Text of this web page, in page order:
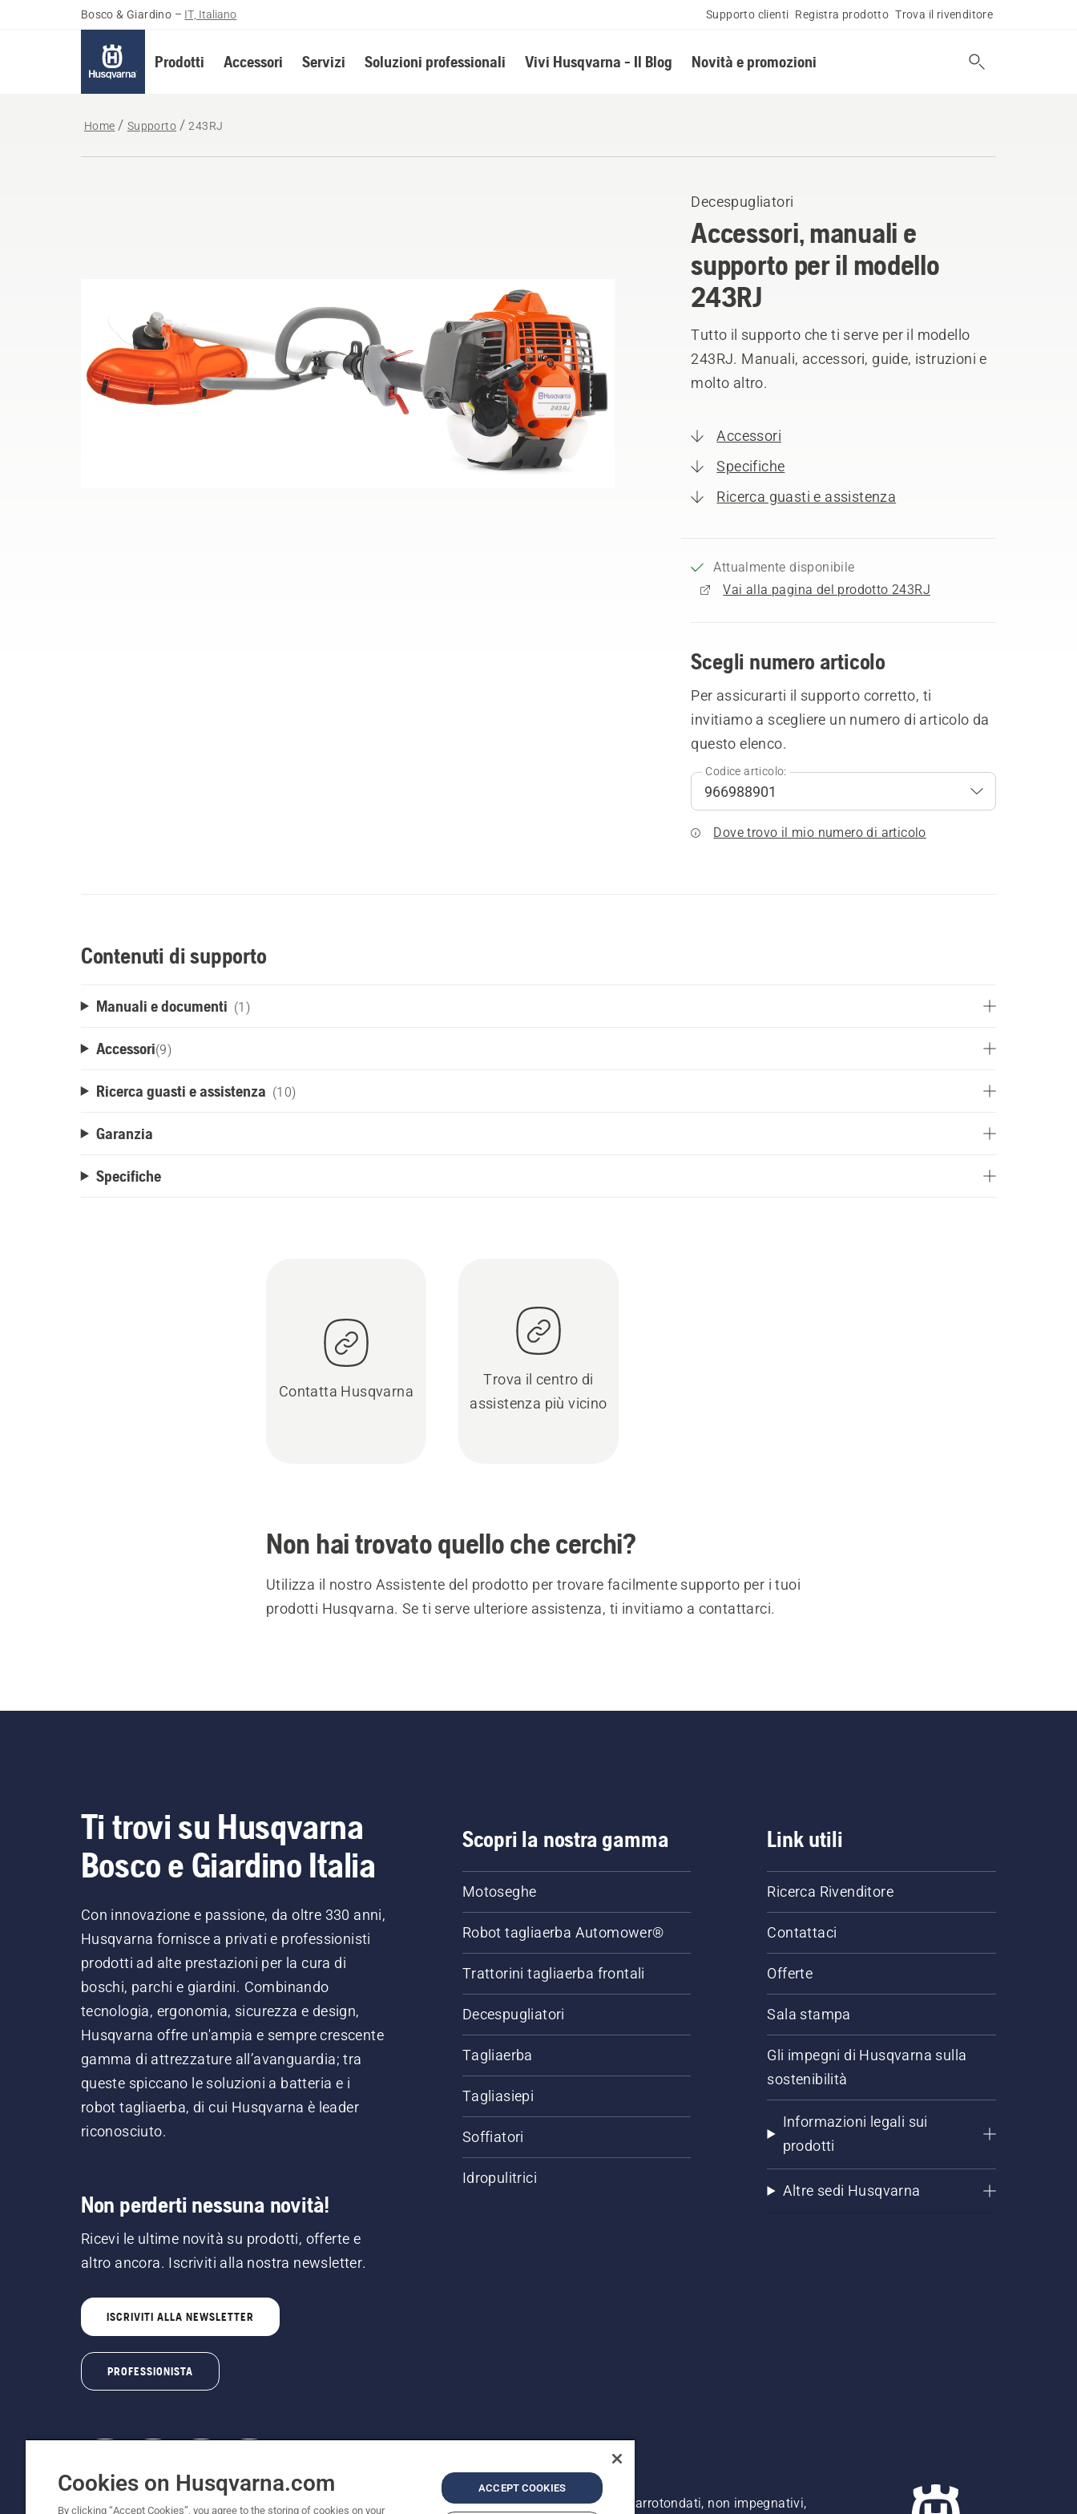
Bosco & Giardino – IT, Italiano Supporto clienti Registra prodotto Trova il rivenditore
Prodotti Accessori Servizi Soluzioni professionali Vivi Husqvarna - Il Blog Novità e promozioni
Home Supporto 243RJ
Decespugliatori
Accessori, manuali e
supporto per il modello
243RJ
Tutto il supporto che ti serve per il modello
243RJ. Manuali, accessori, guide, istruzioni e
molto altro.
Accessori
Specifiche
Ricerca guasti e assistenza
Attualmente disponibile
Vai alla pagina del prodotto 243RJ
Scegli numero articolo
Per assicurarti il supporto corretto, ti
invitiamo a scegliere un numero di articolo da
questo elenco.
Codice articolo:
Dove trovo il mio numero di articolo
Contenuti di supporto
Manuali e documenti (1)
Accessori(9)
Ricerca guasti e assistenza (10)
Garanzia
Specifiche
Contatta Husqvarna
Trova il centro di
assistenza più vicino
Non hai trovato quello che cerchi?
Utilizza il nostro Assistente del prodotto per trovare facilmente supporto per i tuoi
prodotti Husqvarna. Se ti serve ulteriore assistenza, ti invitiamo a contattarci.
Ti trovi su Husqvarna
Bosco e Giardino Italia
Con innovazione e passione, da oltre 330 anni,
Husqvarna fornisce a privati e professionisti
prodotti ad alte prestazioni per la cura di
boschi, parchi e giardini. Combinando
tecnologia, ergonomia, sicurezza e design,
Husqvarna offre un'ampia e sempre crescente
gamma di attrezzature all’avanguardia; tra
queste spiccano le soluzioni a batteria e i
robot tagliaerba, di cui Husqvarna è leader
riconosciuto.
Non perderti nessuna novità!
Ricevi le ultime novità su prodotti, offerte e
altro ancora. Iscriviti alla nostra newsletter.
ISCRIVITI ALLA NEWSLETTER
PROFESSIONISTA
Scopri la nostra gamma
Motoseghe
Robot tagliaerba Automower®
Trattorini tagliaerba frontali
Decespugliatori
Tagliaerba
Tagliasiepi
Soffiatori
Idropulitrici
Link utili
Ricerca Rivenditore
Contattaci
Offerte
Sala stampa
Gli impegni di Husqvarna sulla
sostenibilità
Informazioni legali sui
prodotti
Altre sedi Husqvarna
© Husqvarna AB (publ). Tutti i diritti riservati. I prezzi pubblicati si intendono raccomandati e arrotondati, non impegnativi,
Cookies on Husqvarna.com
By clicking “Accept Cookies”, you agree to the storing of cookies on your
ACCEPT COOKIES